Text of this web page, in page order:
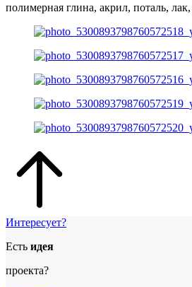
полимерная глина, акрил, поталь, лак,
Интересует?
Есть идея
проекта?